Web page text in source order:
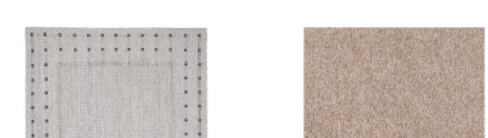
solche, die analysiert werden und noch keiner Kategorie zugeordnet wurden.